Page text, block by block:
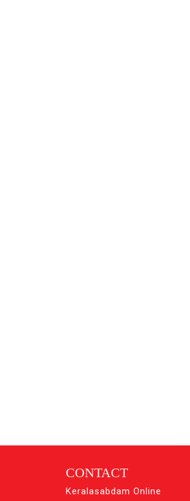
CONTACT
Keralasabdam Online